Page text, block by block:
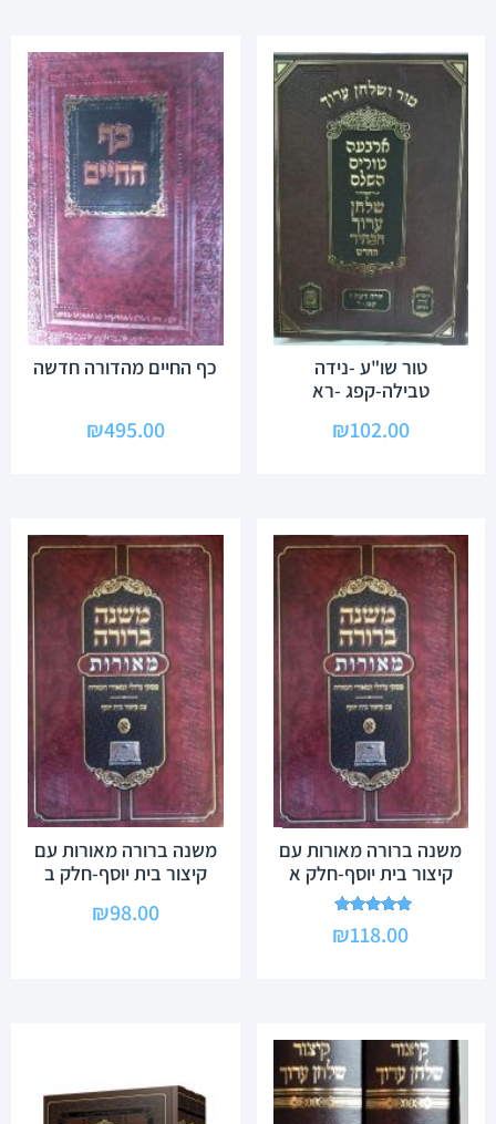
טור שו"ע -נידה
טבילה-קפג -רא
₪102.00
כף החיים מהדורה חדשה
₪495.00
משנה ברורה מאורות עם
קיצור בית יוסף-חלק א
דורג
5.00
₪118.00
משנה ברורה מאורות עם
קיצור בית יוסף-חלק ב
₪98.00